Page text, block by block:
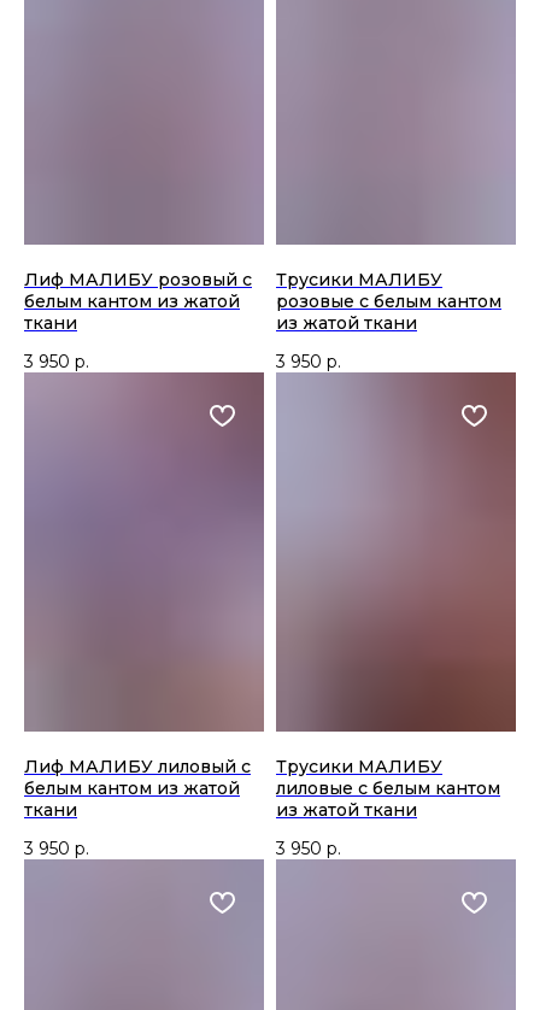
Лиф МАЛИБУ розовый с
белым кантом из жатой
ткани
3 950 р.
Трусики МАЛИБУ
розовые с белым кантом
из жатой ткани
3 950 р.
Лиф МАЛИБУ лиловый с
белым кантом из жатой
ткани
3 950 р.
Трусики МАЛИБУ
лиловые с белым кантом
из жатой ткани
3 950 р.